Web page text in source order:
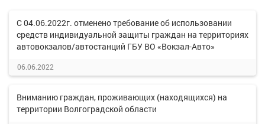
С 04.06.2022г. отменено требование об использовании
средств индивидуальной защиты граждан на территориях
автовокзалов/автостанций ГБУ ВО «Вокзал-Авто»
06.06.2022
Вниманию граждан, проживающих (находящихся) на
территории Волгоградской области